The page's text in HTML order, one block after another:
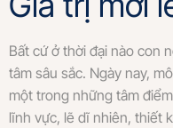
Bất cứ ở thời đại nào con
tâm sâu sắc. Ngày nay,
một trong những tâm
lĩnh vực, lẽ dĩ nhiên, thiết